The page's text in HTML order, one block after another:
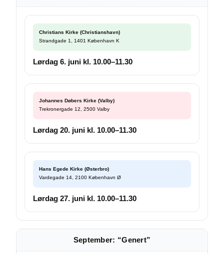
Christians Kirke (Christianshavn)
Strandgade 1, 1401 København K
Lørdag 6. juni kl. 10.00–11.30
Johannes Døbers Kirke (Valby)
Trekronergade 12, 2500 Valby
Lørdag 20. juni kl. 10.00–11.30
Hans Egede Kirke (Østerbro)
Vardegade 14, 2100 København Ø
Lørdag 27. juni kl. 10.00–11.30
September: “Genert”